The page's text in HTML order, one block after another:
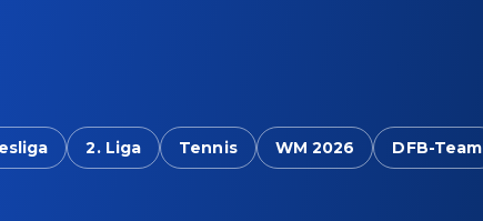
2. Liga Tennis WM 2026 DFB-Team